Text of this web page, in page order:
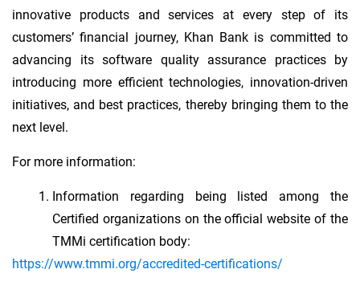
innovative products and services at every step of its
customers’ financial journey, Khan Bank is committed to
advancing its software quality assurance practices by
introducing more efficient technologies, innovation-driven
initiatives, and best practices, thereby bringing them to the
next level.
For more information:
Information regarding being listed among the
Certified organizations on the official website of the
TMMi certification body:
https://www.tmmi.org/accredited-certifications/